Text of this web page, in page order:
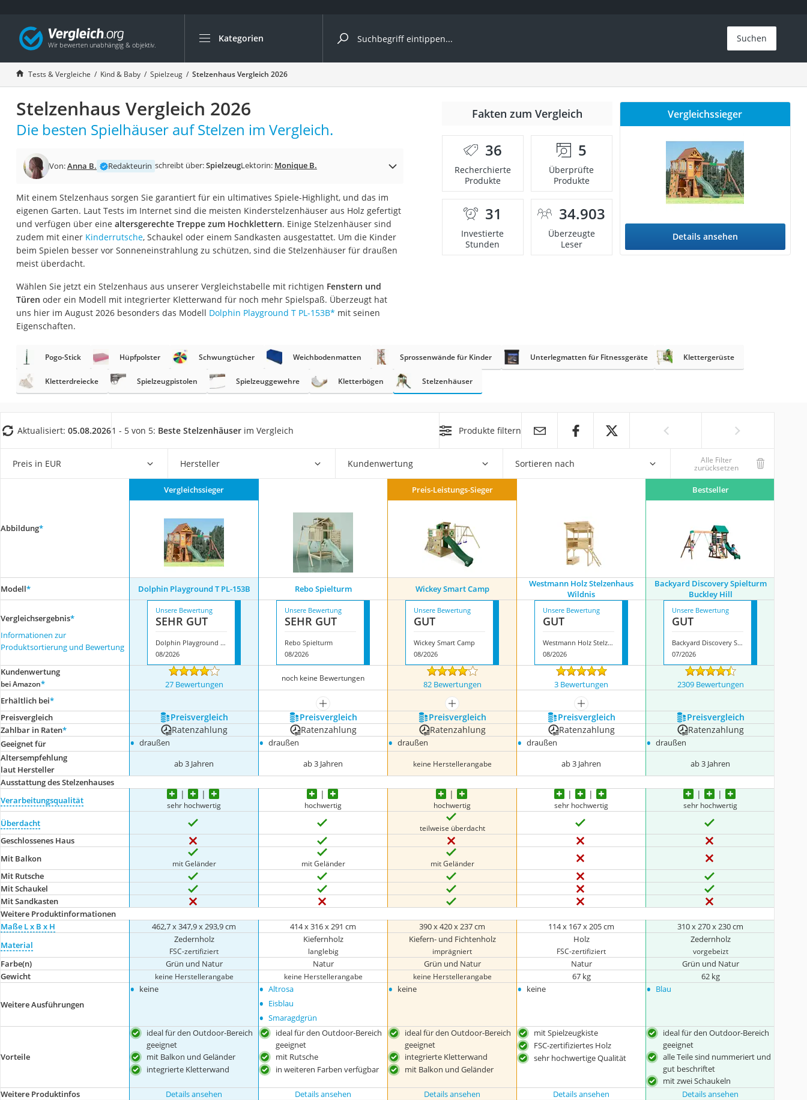
Kategorien
Die beliebtesten Vergleiche nach Kategorie
Kind & Baby
Babyphone mit 2 Kameras
Walkie-Talkie Kinder
Kindermatratzen
Rollschuhe für Kinder
Laufrad
Kinderschubkarre
Babyschlafsack
Kinderuhr
Treppenschutzgitter
Kindersitz ab 4 Jahren
Ferngesteuertes Auto
Kindersitz 15–36 kg
Kinderfahrradhelm
Kinder-Mikroskop
Service
Suchen
Tests & Vergleiche Kind & Baby Spielzeug Stelzenhaus Vergleich 2026
Stelzenhaus Vergleich 2026
Die besten Spielhäuser auf Stelzen im Vergleich.
Von:Anna B. Redakteurin schreibt über:SpielzeugLektorin: Monique B.
Mit einem Stelzenhaus sorgen Sie garantiert für ein ultimatives Spiele-Highlight, und das im
eigenen Garten. Laut Tests im Internet sind die meisten Kinderstelzenhäuser aus Holz gefertigt
und verfügen über eine altersgerechte Treppe zum Hochklettern. Einige Stelzenhäuser sind
zudem mit einer Kinderrutsche, Schaukel oder einem Sandkasten ausgestattet. Um die Kinder
beim Spielen besser vor Sonneneinstrahlung zu schützen, sind die Stelzenhäuser für draußen
meist überdacht.
Wählen Sie jetzt ein Stelzenhaus aus unserer Vergleichstabelle mit richtigen Fenstern und
Türen oder ein Modell mit integrierter Kletterwand für noch mehr Spielspaß. Überzeugt hat
uns hier im August 2026 besonders das Modell Dolphin Playground T PL-153B* mit seinen
Eigenschaften.
Fakten zum Vergleich
36
Recherchierte
Produkte
5
Überprüfte
Produkte
31
Investierte
Stunden
34.903
Überzeugte
Leser
Vergleichssieger
Details ansehen
Pogo-Stick Hüpfpolster Schwungtücher Weichbodenmatten Sprossenwände für Kinder Unterlegmatten für Fitnessgeräte Klettergerüste
Kletterdreiecke Spielzeugpistolen Spielzeuggewehre Kletterbögen Stelzenhäuser
Aktualisiert: 05.08.20261 - 5 von 5: Beste Stelzenhäuser im Vergleich Produkte filtern
Preis in EUR Hersteller Kundenwertung Sortieren nach Alle Filter
zurücksetzen
Abbildung*
Vergleichssieger Preis-Leistungs-Sieger Bestseller
Modell* Dolphin Playground T PL-153B Rebo Spielturm Wickey Smart Camp
Westmann Holz Stelzenhaus
Wildnis
Backyard Discovery Spielturm
Buckley Hill
Vergleichsergebnis*
Informationen zur
Produktsortierung und Bewertung
Unsere Bewertung
SEHR GUT
Dolphin Playground T PL-153B
08/2026
Unsere Bewertung
SEHR GUT
Rebo Spielturm
08/2026
Unsere Bewertung
GUT
Wickey Smart Camp
08/2026
Unsere Bewertung
GUT
Westmann Holz Stelzenhaus Wildnis
08/2026
Unsere Bewertung
GUT
Backyard Discovery Spielturm Buckley Hill
07/2026
Kundenwertung
bei Amazon* 27 Bewertungen
noch keine Bewertungen
82 Bewertungen 3 Bewertungen
2309 Bewertungen
Erhältlich bei*
mehr anzeigen mehr anzeigen
mehr anzeigen
Preis­vergleich
Preis­vergleich Preis­vergleich Preis­vergleich Preis­vergleich Preis­vergleich
Zahlbar in Raten* Ratenzahlung Ratenzahlung Ratenzahlung Ratenzahlung Ratenzahlung
Geeignet für • draußen • draußen • draußen • draußen • draußen
Altersempfehlung
laut Hersteller
ab 3 Jahren ab 3 Jahren keine Herstellerangabe ab 3 Jahren
ab 3 Jahren
Ausstattung des Stelzenhauses
Verarbeitungsqualität
sehr hochwertig hochwertig hochwertig sehr hochwertig sehr hochwertig
Überdacht teilweise überdacht
Geschlossenes Haus
Mit Balkon
mit Geländer mit Geländer mit Geländer
Mit Rutsche
Mit Schaukel
Mit Sandkasten
Weitere Produktinformationen
Maße L x B x H
462,7 x 347,9 x 293,9 cm 414 x 316 x 291 cm 390 x 420 x 237 cm 114 x 167 x 205 cm
310 x 270 x 230 cm
Material
Zedernholz
FSC-zertifiziert
Kiefernholz
langlebig
Kiefern- und Fichtenholz
imprägniert
Holz
FSC-zertifiziert
Zedernholz
vorgebeizt
Farbe(n) Grün und Natur Natur Grün und Natur Natur
Grün und Natur
Gewicht
keine Herstellerangabe keine Herstellerangabe keine Herstellerangabe 67 kg 62 kg
Weitere Ausführungen
• keine • Altrosa
• Eisblau
• Smaragdgrün
• keine • keine • Blau
Vorteile
ideal für den Outdoor-Bereich
geeignet
mit Balkon und Geländer
integrierte Kletterwand
ideal für den Outdoor-Bereich
geeignet
mit Rutsche
in weiteren Farben verfügbar
ideal für den Outdoor-Bereich
geeignet
integrierte Kletterwand
mit Balkon und Geländer
mit Spielzeugkiste
FSC-zertifiziertes Holz
sehr hochwertige Qualität
ideal für den Outdoor-Bereich
geeignet
alle Teile sind nummeriert und
gut beschriftet
mit zwei Schaukeln
Weitere Produktinfos
Details ansehen Details ansehen Details ansehen Details ansehen
Details ansehen